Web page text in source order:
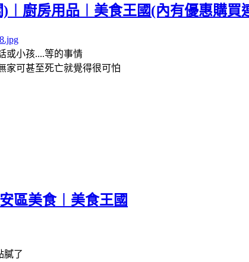
廚房用品︱美食王國(內有優惠購買
或小孩....等的事情
家可甚至死亡就覺得很可怕
區美食︱美食王國
膩了